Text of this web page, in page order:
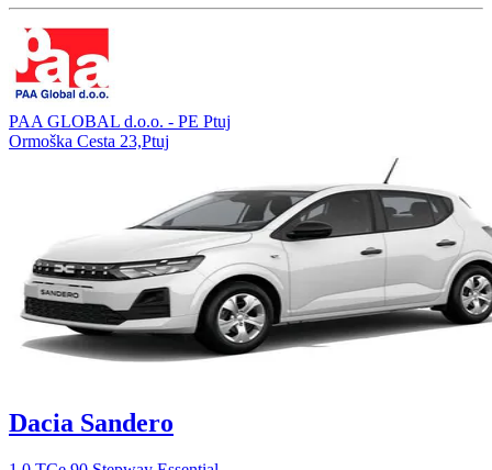
PAA GLOBAL d.o.o. - PE Ptuj
Ormoška Cesta 23,Ptuj
Dacia Sandero